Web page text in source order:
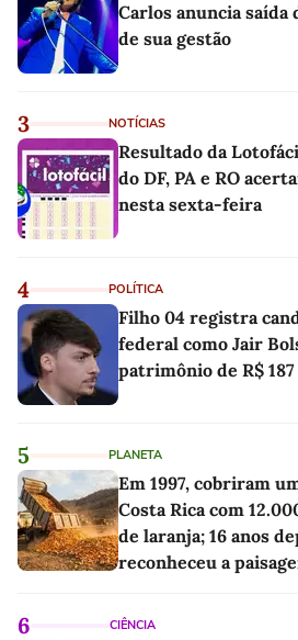
Carlos anuncia saída
de sua gestão
3 NOTÍCIAS
Resultado da
do DF, PA e RO
nesta sexta-feira
4 POLÍTICA
Filho 04 registra
federal como Jair
patrimônio de R$
5 PLANETA
Em 1997, cobriram
Costa Rica com
de laranja; 16 anos
reconheceu a
6 CIÊNCIA